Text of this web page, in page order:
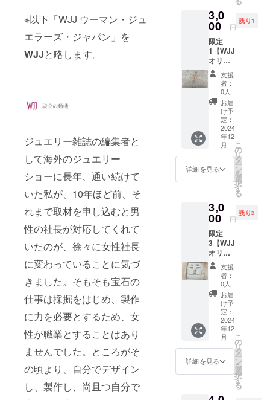
※以下「WJJ ウーマン・ジュ
エラーズ・ジャパン」を
WJJと略します。
ジュエリー雑誌の編集者と
して海外のジュエリー
ショーに長年、通い続けて
いた私が、10年ほど前、そ
れまで取材を申し込むと男
性の社長が対応してくれて
いたのが、徐々に女性社長
に変わっていることに気づ
きました。そもそも宝石の
仕事は採掘をはじめ、製作
に力を必要とするため、女
性が職業とすることはあり
ませんでした。ところがそ
の頃より、自分でデザイン
し、製作し、尚且つ自分で
ようなもの
よりも永続
的に使用で
きリサイク
ルが可能で
す。毎月オ
ンラインセ
ミナー 、年2
回ほど展示
販売会を開
2023年より
世界で知ら
は知られて
いない世界
一の品質の
サンゴ、宝
石珊瑚を普
及させる活
動「コーラ
ル・ジュエ
リー・キャ
ンペーン」
を産地の高
知県の企業
と実施して
います。全
時30分
ハープ
演奏
3,0
00 円
残り1
限定
1【WJJ
オリジ
ナルポ
スト
カード
でお礼
のメッ
セー
ジ】＋
【高知
県サン
ゴ
チャー
ム・桃
色】枝
約2セン
チ・ア
クセサ
リー
パーツ
がつい
ている
のでペ
ンダン
トにな
りま
す。
パーツ
込の全
長約3.5
センチ
支援
者：
0人
お届
け予
定：
2024
年12
月
詳細を見る
こ
の
リ
タ
ー
ン
を
選
択
す
る
3,0
00 円
残り3
限定
3【WJJ
オリジ
ナルポ
スト
カード
でお礼
のメッ
セー
ジ】＋
【あこ
や真珠
ピアス
片耳
用】直
径3.0-
リ・ブ
支援
者：
0人
お届
け予
定：
2024
年12
月
詳細を見る
こ
の
リ
タ
ー
ン
を
選
択
す
る